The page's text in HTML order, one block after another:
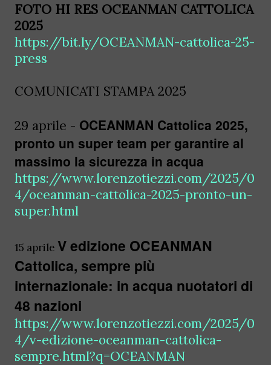
FOTO HI RES OCEANMAN CATTOLICA
2025
https://bit.ly/OCEANMAN-cattolica-25-
press
COMUNICATI STAMPA 2025
29 aprile - OCEANMAN Cattolica 2025,
pronto un super team per garantire al
massimo la sicurezza in acqua
https://www.lorenzotiezzi.com/2025/0
4/oceanman-cattolica-2025-pronto-un-
super.html
15 aprile V edizione OCEANMAN
Cattolica, sempre più
internazionale: in acqua nuotatori di
48 nazioni
https://www.lorenzotiezzi.com/2025/0
4/v-edizione-oceanman-cattolica-
sempre.html?q=OCEANMAN